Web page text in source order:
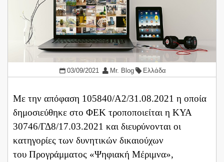
03/09/2021 Mr. Blog Ελλάδα
Με την απόφαση 105840/Α2/31.08.2021 η οποία
δημοσιεύθηκε στο ΦΕΚ τροποποιείται η ΚΥΑ
30746/ΓΔ8/17.03.2021 και διευρύνονται οι
κατηγορίες των δυνητικών δικαιούχων
του Προγράμματος «Ψηφιακή Μέριμνα»,